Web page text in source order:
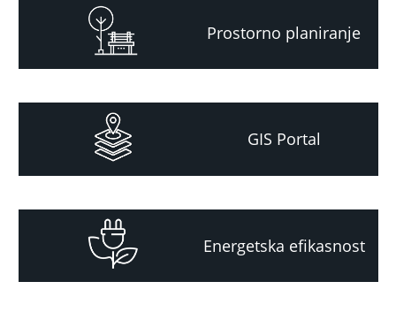
Prostorno planiranje
GIS Portal
Energetska efikasnost